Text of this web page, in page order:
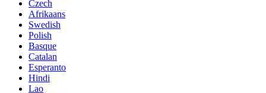
Czech
Afrikaans
Swedish
Polish
Basque
Catalan
Esperanto
Hindi
Lao